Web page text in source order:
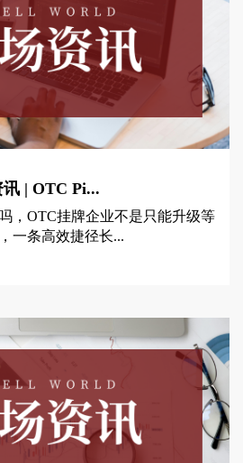
| OTC Pi...
，OTC挂牌企业不是只能升级等
一条高效捷径长...